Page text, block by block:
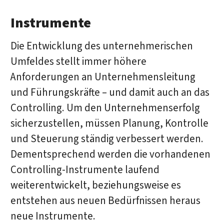
Instrumente
Die Entwicklung des unternehmerischen
Umfeldes stellt immer höhere
Anforderungen an Unternehmensleitung
und Führungskräfte – und damit auch an das
Controlling. Um den Unternehmenserfolg
sicherzustellen, müssen Planung, Kontrolle
und Steuerung ständig verbessert werden.
Dementsprechend werden die vorhandenen
Controlling-Instrumente laufend
weiterentwickelt, beziehungsweise es
entstehen aus neuen Bedürfnissen heraus
neue Instrumente.